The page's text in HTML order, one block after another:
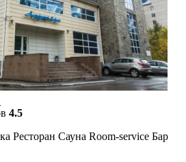
4.5
Ресторан Сауна Room-service Бар